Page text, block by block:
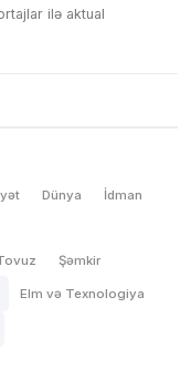
ilə aktual
Dünya İdman
Şəmkir
Elm və Texnologiya